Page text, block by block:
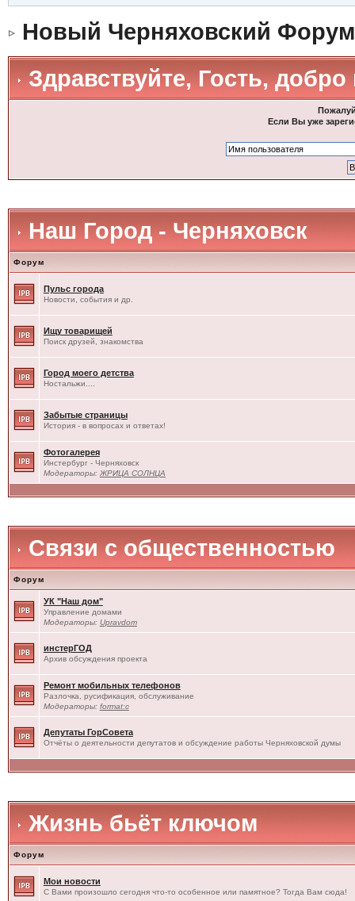
Новый Черняховский Форум
Здравствуйте, Гость,
Если Вы уже
Наш Город - Черняховск
Форум
Пульс города
Новости, события и др.
Ищу товарищей
Поиск друзей, знакомства
Город моего детства
Ностальжи....
Забытые страницы
История - в вопросах и ответах!
Фотогалерея
Инстербург - Черняховск
Модераторы: ЖРИЦА СОЛНЦА
Связи с общественностью
Форум
УК "Наш дом"
Управление домами
Модераторы: Upravdom
инстерГОД
Архив обсуждения проекта
Ремонт мобильных телефонов
Разлочка, русификация, обслуживание
Модераторы: format:c
Депутаты ГорСовета
Отчёты о деятельности депутатов и обсуждение работы Черняховской думы
Жизнь бьёт ключом
Форум
Мои новости
С Вами произошло сегодня что-то особенное или памятное? Тогда Вам сюда!